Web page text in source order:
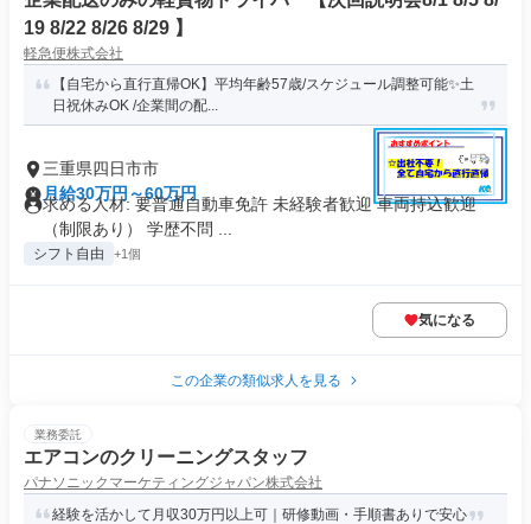
19 8/22 8/26 8/29 】
軽急便株式会社
【自宅から直行直帰OK】平均年齢57歳/スケジュール調整可能✨土
日祝休みOK /企業間の配...
三重県四日市市
月給30万円～60万円
求める人材: 要普通自動車免許 未経験者歓迎 車両持込歓迎
（制限あり） 学歴不問 ...
シフト自由 +1個
気になる
この企業の類似求人を見る
業務委託
エアコンのクリーニングスタッフ
パナソニックマーケティングジャパン株式会社
経験を活かして月収30万円以上可｜研修動画・手順書ありで安心